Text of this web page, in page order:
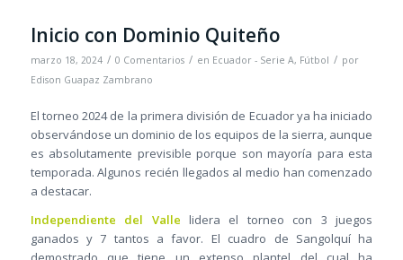
Inicio con Dominio Quiteño
marzo 18, 2024 / 0 Comentarios / en Ecuador - Serie A, Fútbol / por
Edison Guapaz Zambrano
El torneo 2024 de la primera división de Ecuador ya ha iniciado
observándose un dominio de los equipos de la sierra, aunque
es absolutamente previsible porque son mayoría para esta
temporada. Algunos recién llegados al medio han comenzado
a destacar.
Independiente del Valle lidera el torneo con 3 juegos
ganados y 7 tantos a favor. El cuadro de Sangolquí ha